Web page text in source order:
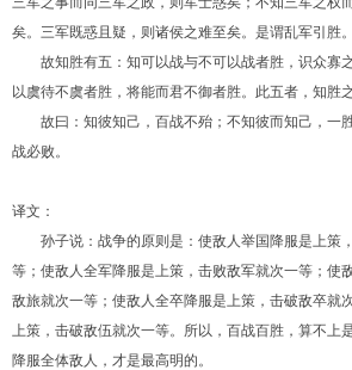
矣。三军既惑且疑，则诸侯之难至矣。是谓乱军引胜。
故知胜有五：知可以战与不可以战者胜，识众寡
以虞待不虞者胜，将能而君不御者胜。此五者，知胜之
故曰：知彼知己，百战不殆；不知彼而知己，一
战必败。
译文：
孙子说：战争的原则是：使敌人举国降服是上策
等；使敌人全军降服是上策，击败敌军就次一等；使
敌旅就次一等；使敌人全卒降服是上策，击破敌卒就
上策，击破敌伍就次一等。所以，百战百胜，算不上
降服全体敌人，才是最高明的。